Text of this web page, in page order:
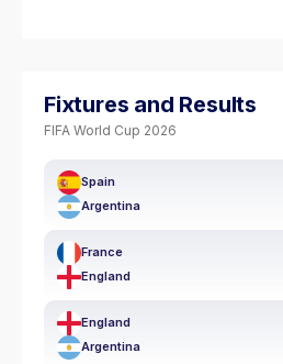
Fixtures and Results
FIFA World Cup 2026
Spain
Argentina
France
England
England
Argentina